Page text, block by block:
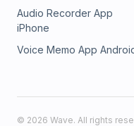
Audio Recorder App
iPhone
Voice Memo App
© 2026 Wave. All rights